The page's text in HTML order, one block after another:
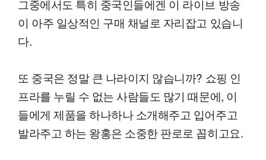
그중에서도 특히 중국인들에겐 이 라이브 방송
이 아주 일상적인 구매 채널로 자리잡고 있습니
다.
또 중국은 정말 큰 나라이지 않습니까? 쇼핑 인
프라를 누릴 수 없는 사람들도 많기 때문에, 이
들에게 제품을 하나하나 소개해주고 입어주고
발라주고 하는 왕홍은 소중한 판로로 꼽히고요.